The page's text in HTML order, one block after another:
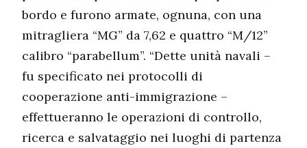
bordo e furono armate, ognuna, con una
mitragliera “MG” da 7,62 e quattro “M/12”
calibro “parabellum”. “Dette unità navali –
fu specificato nei protocolli di
cooperazione anti-immigrazione –
effettueranno le operazioni di controllo,
ricerca e salvataggio nei luoghi di partenza